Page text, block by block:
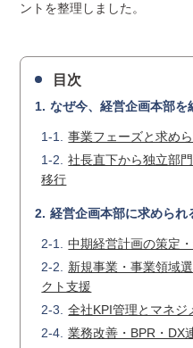
ントを整理しました。
目次
なぜ今、経営企画本部を
事業フェーズと求め
社長直下から独立部
移行
経営企画本部に求められ
中期経営計画の策定
新規事業・事業領域
クト支援
全社KPI管理とマネジ
業務改善・BPR・DX